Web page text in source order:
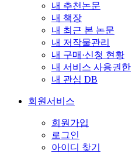
내 추천논문
내 책장
내 최근 본 논문
내 저작물관리
내 구매·신청 현황
내 서비스 사용권한
내 관심 DB
회원서비스
회원가입
로그인
아이디 찾기